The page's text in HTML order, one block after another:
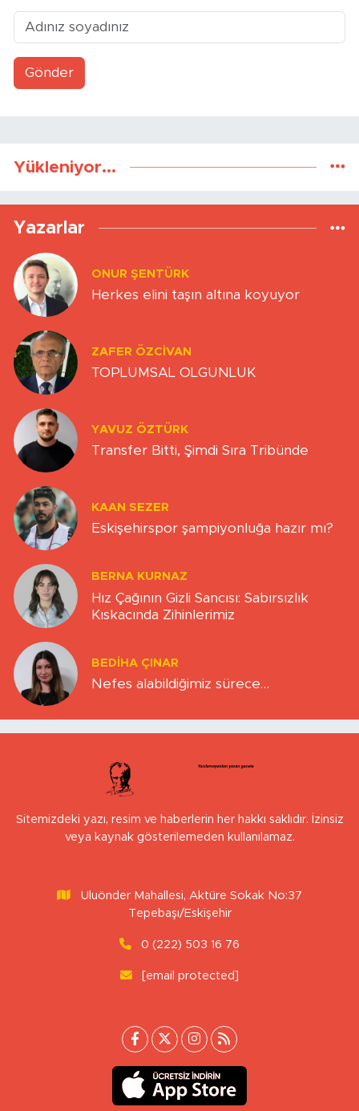
Gönder
Yükleniyor...
Yazarlar
ONUR ŞENTÜRK
Herkes elini taşın altına koyuyor
ZAFER ÖZCIVAN
TOPLUMSAL OLGUNLUK
YAVUZ ÖZTÜRK
Transfer Bitti, Şimdi Sıra Tribünde
KAAN SEZER
Eskişehirspor şampiyonluğa hazır mı?
BERNA KURNAZ
Hız Çağının Gizli Sancısı: Sabırsızlık
Kıskacında Zihinlerimiz
BEDIHA ÇINAR
Nefes alabildiğimiz sürece…
Sitemizdeki yazı, resim ve haberlerin her hakkı saklıdır. İzinsiz
veya kaynak gösterilemeden kullanılamaz.
Uluönder Mahallesi, Aktüre Sokak No:37
Tepebaşı/Eskişehir
0 (222) 503 16 76
[email protected]